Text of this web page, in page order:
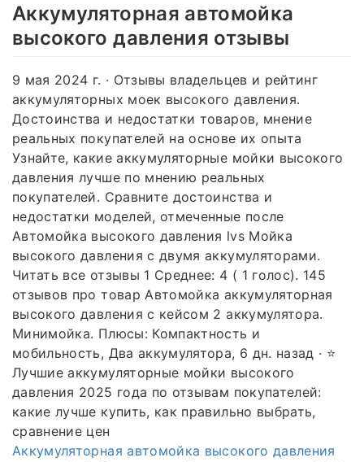
Аккумуляторная автомойка
высокого давления отзывы
9 мая 2024 г. · Отзывы владельцев и рейтинг
аккумуляторных моек высокого давления.
Достоинства и недостатки товаров, мнение
реальных покупателей на основе их опыта
Узнайте, какие аккумуляторные мойки высокого
давления лучше по мнению реальных
покупателей. Сравните достоинства и
недостатки моделей, отмеченные после
Автомойка высокого давления lvs Мойка
высокого давления с двумя аккумуляторами.
Читать все отзывы 1 Среднее: 4 ( 1 голос). 145
отзывов про товар Автомойка аккумуляторная
высокого давления с кейсом 2 аккумулятора.
Минимойка. Плюсы: Компактность и
мобильность, Два аккумулятора, 6 дн. назад · ⭐
Лучшие аккумуляторные мойки высокого
давления 2025 года по отзывам покупателей:
какие лучше купить, как правильно выбрать,
сравнение цен
Аккумуляторная автомойка высокого давления